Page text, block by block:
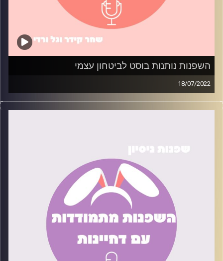
השפנות נותנות בוסט לביטחון עצמי
18/07/2022
ביטחון עצמי נמוך היא אחת התופעות הנפוצות בעולם
הפסיכולוגיה. אין אחד או אחת שלא סובלים ממנה, ועם זאת
העצמי שלנו.
שחר קידר וגל ורדי